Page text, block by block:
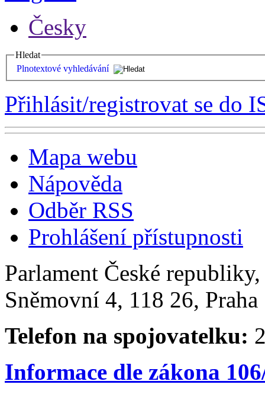
Česky
Hledat
Plnotextové vyhledávání
Přihlásit/registrovat se do
Mapa webu
Nápověda
Odběr RSS
Prohlášení přístupnosti
Parlament České
Sněmovní 4, 118 26,
Telefon na spojovatelku:
Informace dle zákona